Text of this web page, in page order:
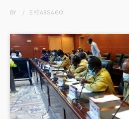
BY 5 YEARSAGO